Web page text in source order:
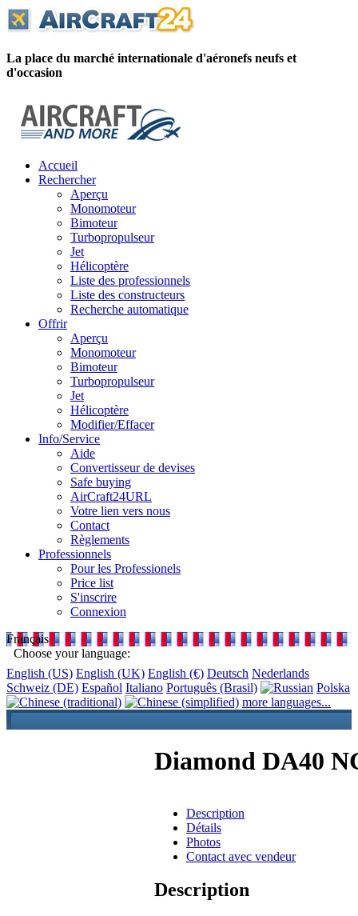
La place du marché internationale d'aéronefs neufs et
d'occasion
Accueil
Rechercher
Aperçu
Monomoteur
Bimoteur
Turbopropulseur
Jet
Hélicoptère
Liste des professionnels
Liste des constructeurs
Recherche automatique
Offrir
Aperçu
Monomoteur
Bimoteur
Turbopropulseur
Jet
Hélicoptère
Modifier/Effacer
Info/Service
Aide
Convertisseur de devises
Safe buying
AirCraft24URL
Votre lien vers nous
Contact
Règlements
Professionnels
Pour les Professionels
Price list
S'inscrire
Connexion
Français
Choose your language:
English (US) English (UK) English (€) Deutsch Nederlands
Schweiz (DE) Español Italiano Português (Brasil)
Polska
more languages...
Diamond DA40
Description
Détails
Photos
Contact avec vendeur
Description